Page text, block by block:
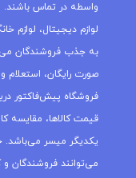
واسطه در تماس باشند.
لوازم دیجیتال، لوازم
به جذب فروشندگان
صورت رایگان،
فروشگاه پیش‌فاکتور
قیمت کالاها، مقایسه
یکدیگر میسر می‌باشد.
می‌توانند فروشندگان و